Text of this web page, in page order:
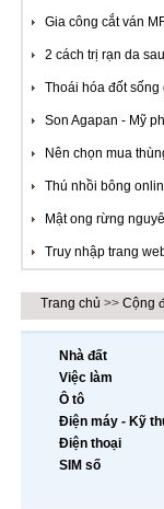
Gia công cắt ván
2 cách trị rạn da
Thoái hóa đốt sống
Son Agapan - Mỹ
Nên chọn mua
Thú nhồi bông
Mật ong rừng
Truy nhập trang
Trang chủ >> Cộng
Nhà đất
Việc làm
Ô tô
Điện máy - Kỹ
Điện thoại
SIM số